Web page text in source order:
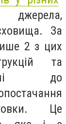
джерела,
За
2 з цих
та
до
Це